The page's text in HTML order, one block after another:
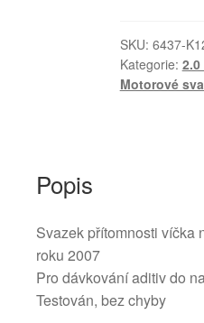
SKU: 6437-
Kategorie: 2.0
Motorové
Popis
Svazek přítomnosti víčka
roku 2007
Pro dávkování aditiv do
Testován, bez chyby